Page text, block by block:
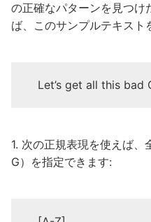
の正確なパターンを見つけ
ば、このサンプルテキスト
Let’s get all this bad
1. 次の正規表現を使えば、
G）を指定できます: